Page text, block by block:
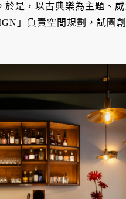
是，以古典樂為主題、
」負責空間規劃，試圖